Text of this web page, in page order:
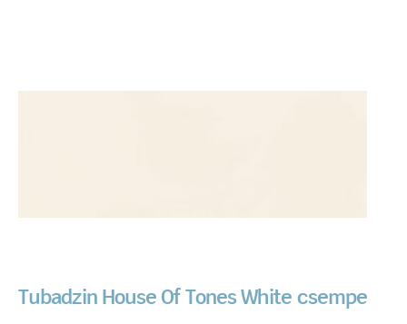
Tubadzin House Of Tones White csempe